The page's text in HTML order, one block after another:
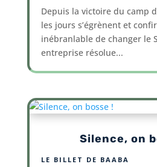
Depuis la victoire du camp
les jours s’égrènent et
inébranlable de changer le
entreprise résolue...
Silence, on
LE BILLET DE BAABA